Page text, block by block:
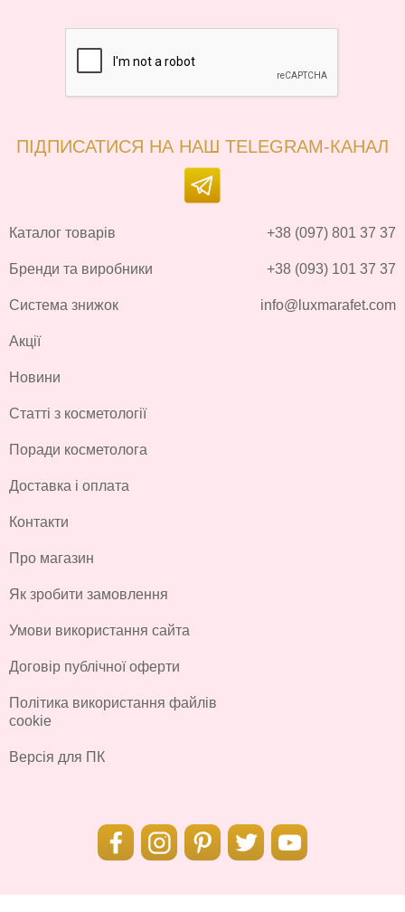
ПІДПИСАТИСЯ НА НАШ TELEGRAM-КАНАЛ
Каталог товарів
Бренди та виробники
Система знижок
Акції
Новини
Статті з косметології
Поради косметолога
Доставка і оплата
Контакти
Про магазин
Як зробити замовлення
Умови використання сайта
Договір публічної оферти
Політика використання файлів
cookie
Версія для ПК
+38 (097) 801 37 37
+38 (093) 101 37 37
info@luxmarafet.com